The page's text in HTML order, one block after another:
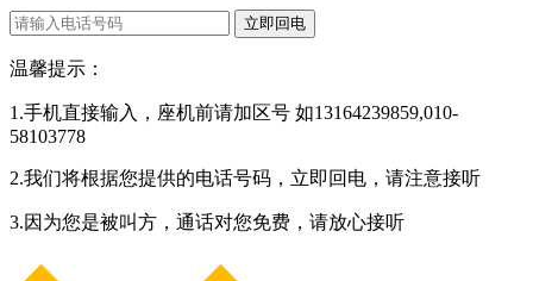
立即回电
温馨提示：
1.手机直接输入，座机前请加区号 如13164239859,010-
58103778
2.我们将根据您提供的电话号码，立即回电，请注意接听
3.因为您是被叫方，通话对您免费，请放心接听